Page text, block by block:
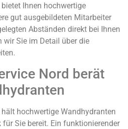
Ihnen hochwertige
gut ausgebildeten Mitarbeiter
Abständen direkt bei Ihnen
wir Sie im Detail über die
Nord berät
hochwertige Wandhydranten
Sie bereit. Ein funktionierender